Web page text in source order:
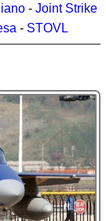
- Joint Strike
- STOVL